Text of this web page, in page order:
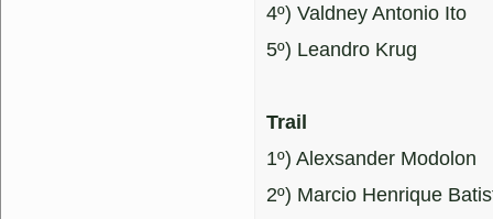
4º) Valdney Antonio Ito
5º) Leandro Krug
Trail
1º) Alexsander Modolon
2º) Marcio Henrique